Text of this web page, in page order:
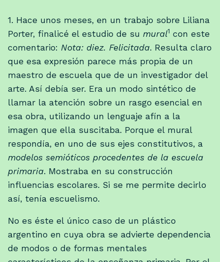
1. Hace unos meses, en un trabajo sobre Liliana
Porter, finalicé el estudio de su mural1 con este
comentario: Nota: diez. Felicitada. Resulta claro
que esa expresión parece más propia de un
maestro de escuela que de un investigador del
arte. Así debía ser. Era un modo sintético de
llamar la atención sobre un rasgo esencial en
esa obra, utilizando un lenguaje afín a la
imagen que ella suscitaba. Porque el mural
respondía, en uno de sus ejes constitutivos, a
modelos semióticos procedentes de la escuela
primaria. Mostraba en su construcción
influencias escolares. Si se me permite decirlo
así, tenía escuelismo.
No es éste el único caso de un plástico
argentino en cuya obra se advierte dependencia
de modos o de formas mentales